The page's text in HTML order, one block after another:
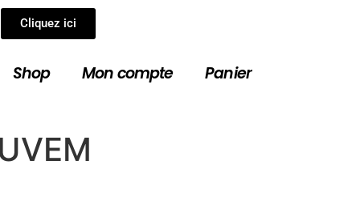
Cliquez ici
Shop Mon compte Panier